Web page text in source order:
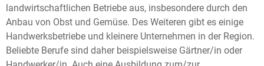
landwirtschaftlichen Betriebe aus, insbesondere durch den
Anbau von Obst und Gemüse. Des Weiteren gibt es einige
Handwerksbetriebe und kleinere Unternehmen in der Region.
Beliebte Berufe sind daher beispielsweise Gärtner/in oder